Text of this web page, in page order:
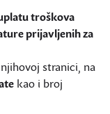
troškova
prijavljenih za
stranici, na
kao i broj